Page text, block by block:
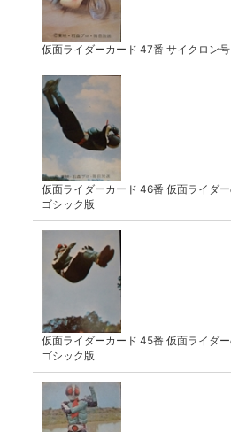
仮面ライダーカード 47番 サイクロ
仮面ライダーカード 46番 仮面ライ
ゴシック版
仮面ライダーカード 45番 仮面ライ
ゴシック版